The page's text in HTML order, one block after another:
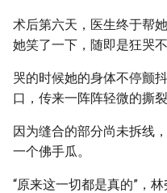
术后第六天，医生终于帮
她笑了一下，随即是狂哭不
哭的时候她的身体不停颤
口，传来一阵阵轻微的撕裂
因为缝合的部分尚未拆线
一个佛手瓜。
“原来这一切都是真的”，